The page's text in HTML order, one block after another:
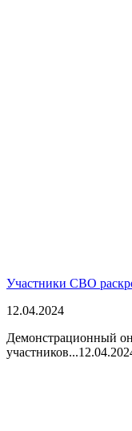
Участники СВО
12.04.2024
Демонстрационный
участников...